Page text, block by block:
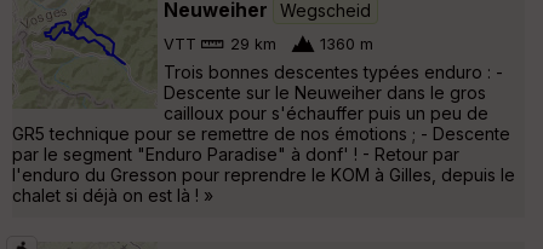
Neuweiher
Wegscheid
VTT 29 km 1360 m
Trois bonnes descentes typées enduro : -
Descente sur le Neuweiher dans le gros
cailloux pour s'échauffer puis un peu de
GR5 technique pour se remettre de nos émotions ; - Descente
par le segment "Enduro Paradise" à donf' ! - Retour par
l'enduro du Gresson pour reprendre le KOM à Gilles, depuis le
chalet si déjà on est là ! »